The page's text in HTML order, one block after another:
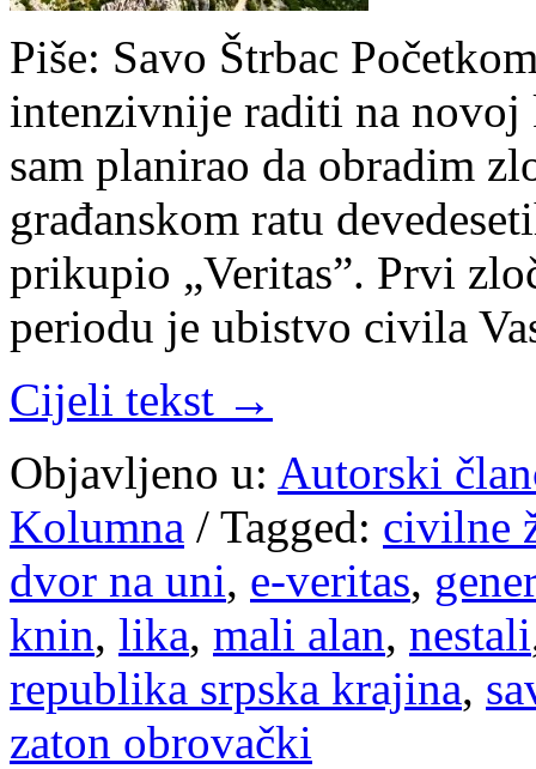
Piše: Savo Štrbac
intenzivnije raditi na
sam planirao da obradim
građanskom ratu
prikupio „Veritas”. Prvi
periodu je ubistvo civila
Cijeli tekst →
Objavljeno u: Autorski
Kolumna / Tagged: civilne
dvor na uni, e-veritas,
knin, lika, mali alan, nestali
republika srpska krajina,
zaton obrovački